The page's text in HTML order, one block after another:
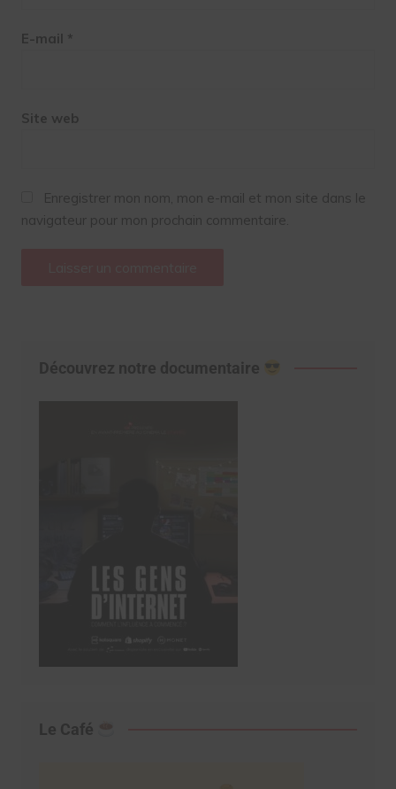
E-mail *
Site web
Enregistrer mon nom, mon e-mail et mon site dans le
navigateur pour mon prochain commentaire.
Découvrez notre documentaire
Le Café